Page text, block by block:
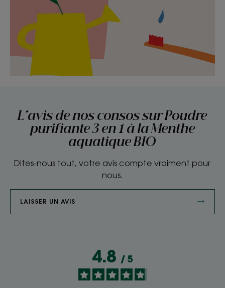
L'avis de nos consos sur Poudre
purifiante 3 en 1 à la Menthe
aquatique BIO
Dites-nous tout, votre avis compte vraiment pour
nous.
LAISSER UN AVIS
4.8 / 5